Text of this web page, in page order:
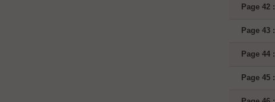
Page 42 :
Page 43 :
Page 44 :
Page 45 :